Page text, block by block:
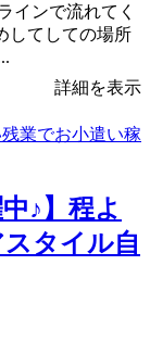
インで流れてく
してしての場所
詳細を表示
♪】程よ
タイル自